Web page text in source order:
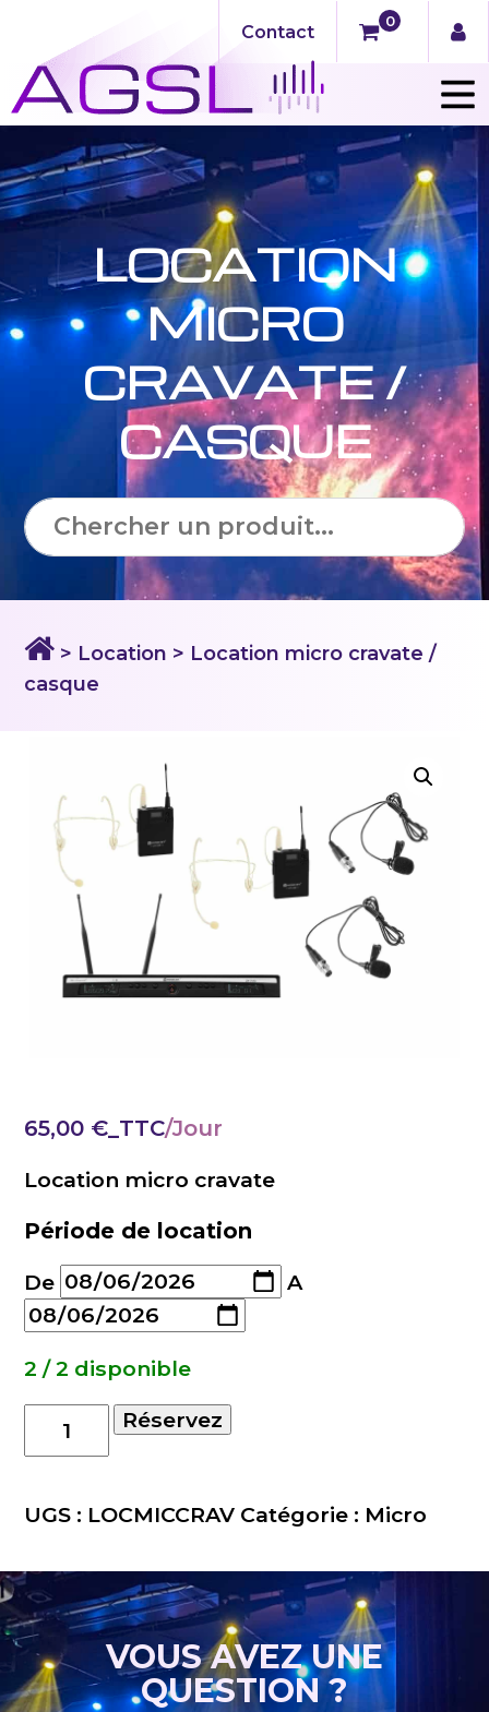
Contact
0
LOCATION
MICRO
CRAVATE /
CASQUE
> Location > Location micro cravate /
casque
65,00 € _TTC
Location micro cravate
Période de location
De
A
2 / 2 disponible
quantité
de
micro
/
casque
Réservez
UGS : LOCMICCRAV Catégorie : Micro
VOUS AVEZ UNE
QUESTION ?